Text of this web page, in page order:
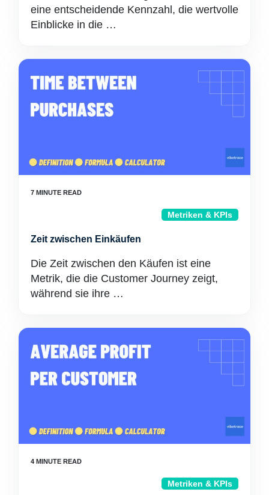
eine entscheidende Kennzahl, die wertvolle
Einblicke in die …
Metriken & KPIs
Zeit zwischen Einkäufen
Die Zeit zwischen den Käufen ist eine
Metrik, die die Customer Journey zeigt,
während sie ihre …
Metriken & KPIs